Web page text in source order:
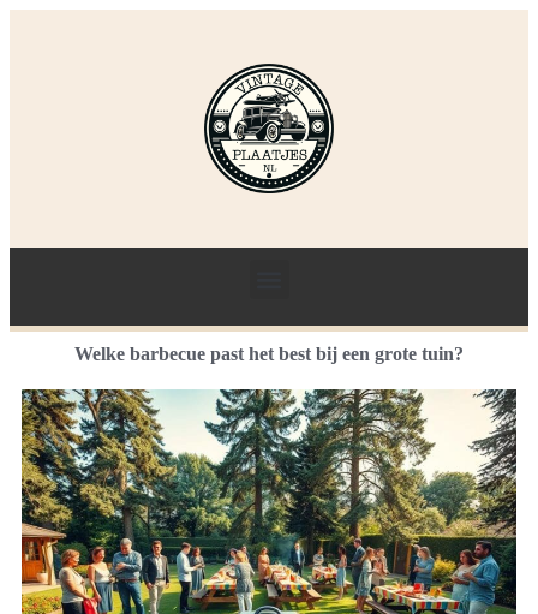
Welke barbecue past het best bij een grote tuin?